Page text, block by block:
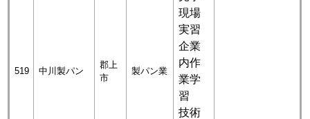
519 中川製パン
郡上
市
製パン業
現場
実習
企業
内作
業学
習
技術